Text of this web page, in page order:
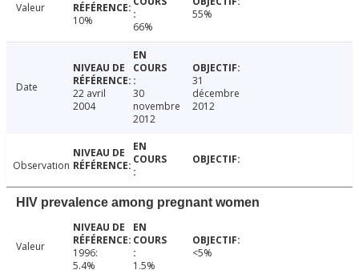
Valeur
10%
66%
55%
Date
22 avril
2004
30
novembre
2012
31
décembre
2012
Observation
HIV prevalence among pregnant women
Valeur
1996:
5.4%
1.5%
<5%